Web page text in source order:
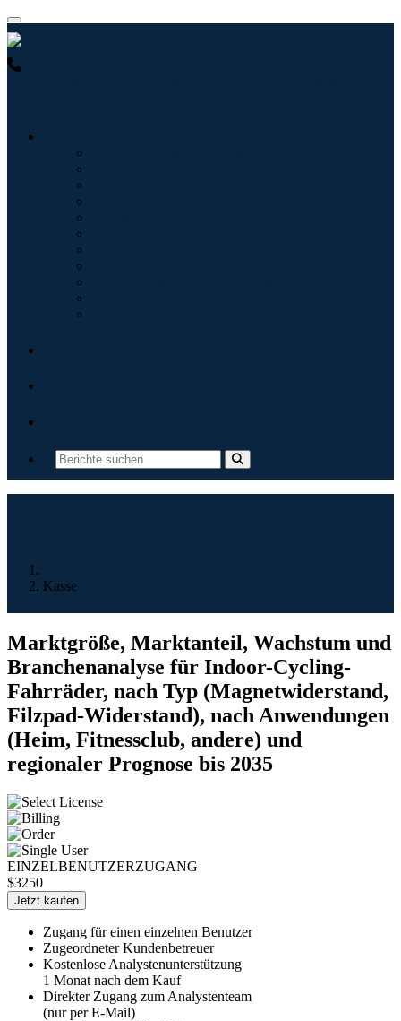
Kasse
Marktgröße, Marktanteil, Wachstum und
Branchenanalyse für Indoor-Cycling-
Fahrräder, nach Typ (Magnetwiderstand,
Filzpad-Widerstand), nach Anwendungen
(Heim, Fitnessclub, andere) und
regionaler Prognose bis 2035
EINZELBENUTZERZUGANG
$3250
Jetzt kaufen
Zugang für einen einzelnen Benutzer
Zugeordneter Kundenbetreuer
Kostenlose Analystenunterstützung
1 Monat nach dem Kauf
Direkter Zugang zum Analystenteam
(nur per E-Mail)